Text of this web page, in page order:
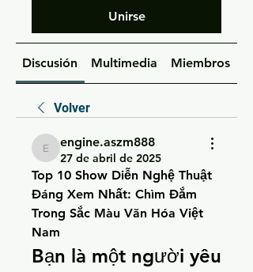
Unirse
Discusión Multimedia Miembros
Volver
engine.aszm888
engine.aszm888
27 de abril de 2025
Top 10 Show Diễn Nghệ Thuật
Đáng Xem Nhất: Chìm Đắm
Trong Sắc Màu Văn Hóa Việt
Nam
Bạn là một người yêu